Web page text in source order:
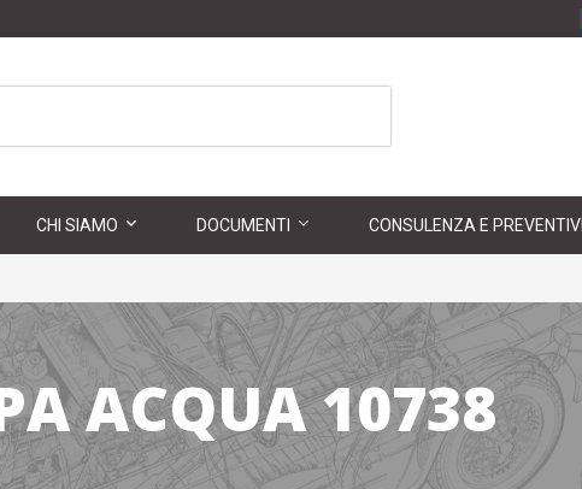
CHI SIAMO DOCUMENTI CONSULENZA E PREVENTIVI
ACQUA 10738